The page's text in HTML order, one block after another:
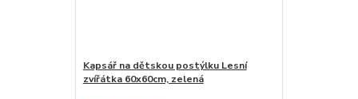
Kapsář na dětskou postýlku Lesní
zvířátka 60x60cm, zelená